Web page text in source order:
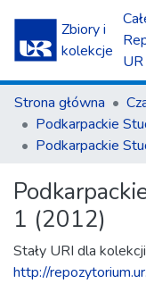
Zbiory i
kolekcje
UR
Strona główna
1 (2012)
Stały URI dla kolekcji
http://